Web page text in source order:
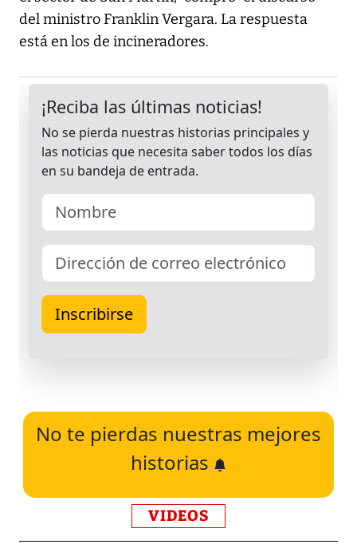
del ministro Franklin Vergara. La respuesta
está en los de incineradores.
No te pierdas nuestras mejores
historias
VIDEOS